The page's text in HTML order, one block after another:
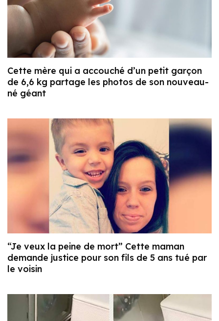
Cette mère qui a accouché d’un petit garçon
de 6,6 kg partage les photos de son nouveau-
né géant
“Je veux la peine de mort” Cette maman
demande justice pour son fils de 5 ans tué par
le voisin